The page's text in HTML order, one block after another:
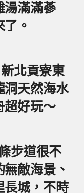
湯滿滿蔘
。
北貢寮東
洞天然海水
超好玩～
步道很不
敵海景、
長城，不時